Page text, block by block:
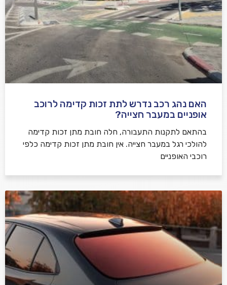
למדיניות הפרטיות
שלח משוב
האם נהג רכב נדרש לתת זכות קדימה לרוכב
אופניים במעבר חצייה?
בהתאם לתקנות התעבורה, חלה חובת מתן זכות קדימה
להולכי רגל במעבר חצייה. אין חובת מתן זכות קדימה כלפי
רוכבי האופניים